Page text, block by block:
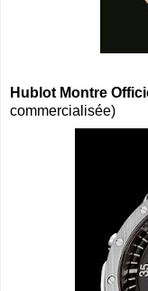
Hublot Montre
commercialisée)